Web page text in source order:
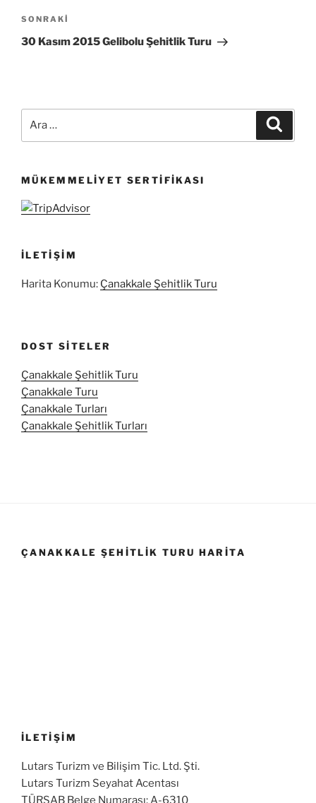
Sonraki
Yazı
SONRAKI
30 Kasım 2015 Gelibolu Şehitlik Turu
MÜKEMMELIYET SERTIFIKASI
İLETIŞIM
Harita Konumu: Çanakkale Şehitlik Turu
DOST SITELER
Çanakkale Şehitlik Turu
Çanakkale Turu
Çanakkale Turları
Çanakkale Şehitlik Turları
ÇANAKKALE ŞEHITLIK TURU HARITA
İLETİŞİM
Lutars Turizm ve Bilişim Tic. Ltd. Şti.
Lutars Turizm Seyahat Acentası
TÜRSAB Belge Numarası: A-6310